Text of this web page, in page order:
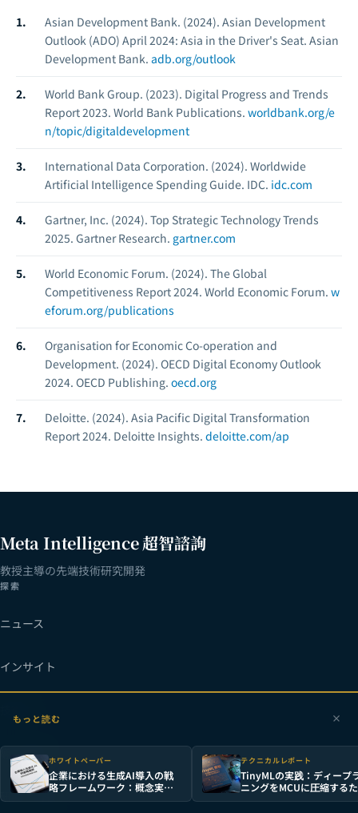
Asian Development Bank. (2024). Asian Development
Outlook (ADO) April 2024: Asia in the Driver's Seat. Asian
Development Bank. adb.org/outlook
World Bank Group. (2023). Digital Progress and Trends
Report 2023. World Bank Publications. worldbank.org/e
n/topic/digitaldevelopment
International Data Corporation. (2024). Worldwide
Artificial Intelligence Spending Guide. IDC. idc.com
Gartner, Inc. (2024). Top Strategic Technology Trends
2025. Gartner Research. gartner.com
World Economic Forum. (2024). The Global
Competitiveness Report 2024. World Economic Forum. w
eforum.org/publications
Organisation for Economic Co-operation and
Development. (2024). OECD Digital Economy Outlook
2024. OECD Publishing. oecd.org
Deloitte. (2024). Asia Pacific Digital Transformation
Report 2024. Deloitte Insights. deloitte.com/ap
もっと読む
ホワイトペーパー
企業における生成AI導入の戦
略フレームワーク：概念実証
からスケール展開まで
テクニカルレポート
TinyMLの実践：ディープ
ニングをMCUに圧縮する
のエンジニアリング手法と
Meta Intelligence 超智諮詢
教授主導の先端技術研究開発
探索
ニュース
インサイト
導入事例
研究・出版